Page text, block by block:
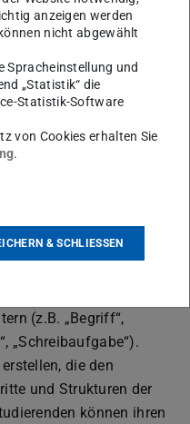
)Seminar
für die Konzeption/
(Lehrende) bzw.
oder
bei Hausarbeiten/
am Kurs-Dashboard
und Fristen informieren.
(z.B. „Begriff“,
„Schreibaufgabe“).
die den
und Strukturen der
können ihren
anzeigen werden
nicht abgewählt
Spracheinstellung und
„Statistik“ die
Statistik-Software
von Cookies erhalten Sie
.
& SCHLIESSEN